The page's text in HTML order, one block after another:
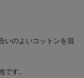
いのよいコットンを混
です。